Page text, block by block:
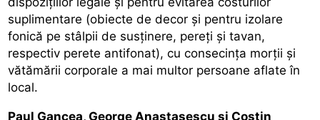
suplimentare (obiecte de decor și pentru izolare
fonică pe stâlpii de susținere, pereți și tavan,
respectiv perete antifonat), cu consecința morții și
vătămării corporale a mai multor persoane aflate în
local.
Paul Gancea, George Anastasescu și Costin